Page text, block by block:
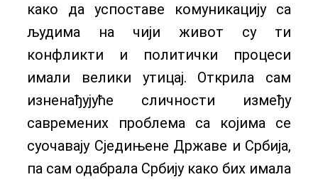
како да успоставе комуникацију са
људима на чији живот су ти
конфликти и политички процеси
имали велики утицај. Открила сам
изненађујуће сличности између
савремених проблема са којима се
суочавају Сједињене Државе и Србија,
па сам одабрала Србију како бих имала